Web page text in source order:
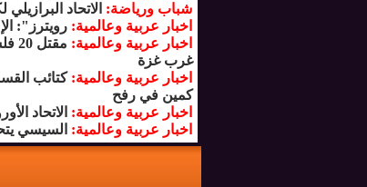
شباب ورياضة: الاتحاد
اخبار عربية وعالمية:رويترز":
اخبار عربية وعالمية:
غرب غزة
اخبار عربية وعالمية:كتائب
كمين في رفح
اخبار عربية وعالمية: الاتحاد
اخبار عربية وعالمية: السيسي